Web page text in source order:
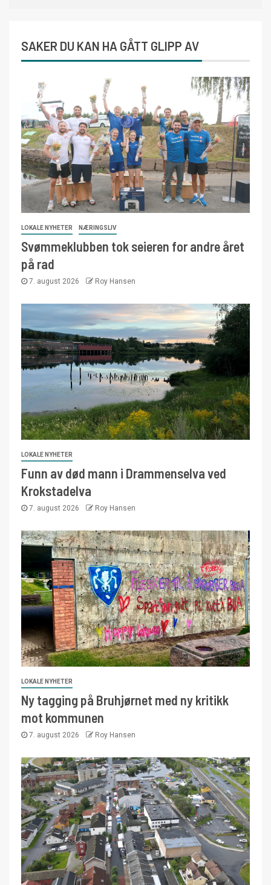
SAKER DU KAN HA GÅTT GLIPP AV
LOKALE NYHETER NÆRINGSLIV
Svømmeklubben tok seieren for andre året
på rad
7. august 2026 Roy Hansen
LOKALE NYHETER
Funn av død mann i Drammenselva ved
Krokstadelva
7. august 2026 Roy Hansen
LOKALE NYHETER
Ny tagging på Bruhjørnet med ny kritikk
mot kommunen
7. august 2026 Roy Hansen